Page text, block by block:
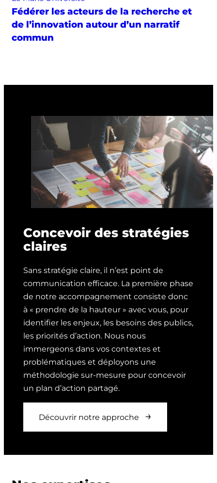
Fédérer les acteurs de la recherche et
de l’innovation autour d’un narratif
commun
Concevoir des stratégies
claires
Sans stratégie claire, il n’est point de
communication efficace. La première phase
de notre accompagnement consiste donc
à « prendre de la hauteur » avec vous, pour
identifier les enjeux, les besoins des publics,
les priorités d’action. Nous nous
immergeons dans vos contextes et
problématiques et déployons une
méthodologie sur-mesure pour concevoir
un plan d’action partagé.
Découvrir notre approche